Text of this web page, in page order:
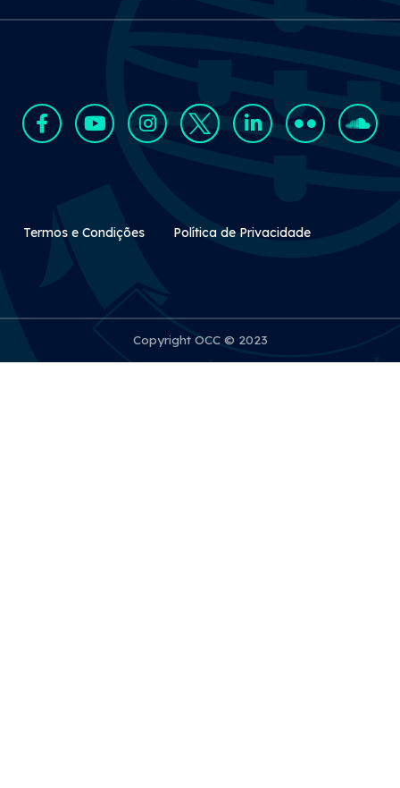
Rodapé Secundário
Termos e Condições Política de Privacidade
Copyright OCC © 2023